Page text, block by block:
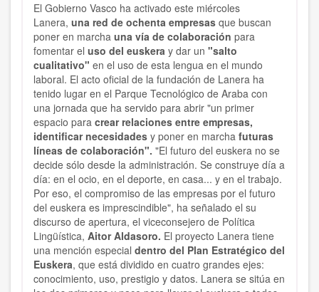
El Gobierno Vasco ha activado este miércoles
Lanera, una red de ochenta empresas que buscan
poner en marcha una vía de colaboración para
fomentar el uso del euskera y dar un "salto
cualitativo" en el uso de esta lengua en el mundo
laboral. El acto oficial de la fundación de Lanera ha
tenido lugar en el Parque Tecnológico de Araba con
una jornada que ha servido para abrir "un primer
espacio para crear relaciones entre empresas,
identificar necesidades y poner en marcha futuras
líneas de colaboración". "El futuro del euskera no se
decide sólo desde la administración. Se construye día a
día: en el ocio, en el deporte, en casa... y en el trabajo.
Por eso, el compromiso de las empresas por el futuro
del euskera es imprescindible", ha señalado el su
discurso de apertura, el viceconsejero de Política
Lingüística, Aitor Aldasoro. El proyecto Lanera tiene
una mención especial dentro del Plan Estratégico del
Euskera, que está dividido en cuatro grandes ejes:
conocimiento, uso, prestigio y datos. Lanera se sitúa en